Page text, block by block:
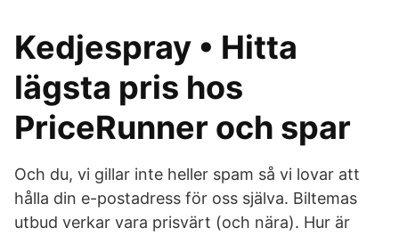
Kedjespray • Hitta
lägsta pris hos
PriceRunner och spar
Och du, vi gillar inte heller spam så vi lovar att
hålla din e-postadress för oss själva. Biltemas
utbud verkar vara prisvärt (och nära). Hur är